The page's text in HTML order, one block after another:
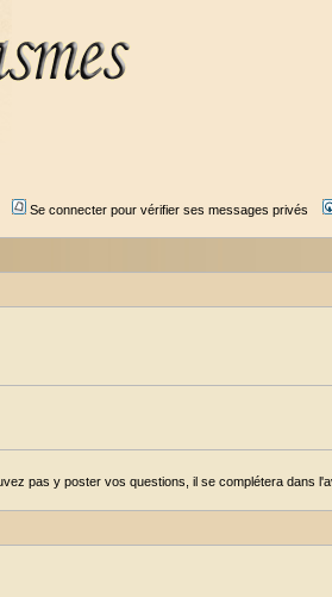
Se connecter pour vérifier ses messages privés
pas y poster vos questions, il se complétera dans